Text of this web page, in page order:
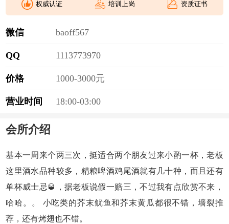
权威认证 培训上岗 资质证书
微信 baoff567
QQ 1113773970
价格 1000-3000元
营业时间 18:00-03:00
会所介绍
基本一周来个两三次，挺适合两个朋友过来小酌一杯，老板
这里酒水品种较多，精粮啤酒鸡尾酒就有几十种，而且还有
单杯威士忌🥃，据老板说假一赔三，不过我有点欣赏不来，
哈哈。。 小吃类的芥末鱿鱼和芥末黄瓜都很不错，墙裂推
荐，还有烤翅也不错。